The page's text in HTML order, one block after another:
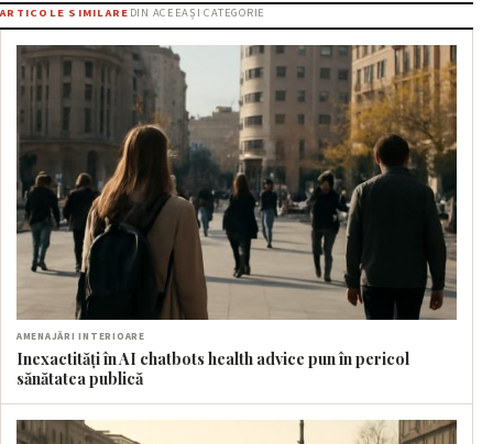
ARTICOLE SIMILARE DIN ACEEAȘI CATEGORIE
AMENAJĂRI INTERIOARE
Inexactități în AI chatbots health advice pun în pericol
sănătatea publică